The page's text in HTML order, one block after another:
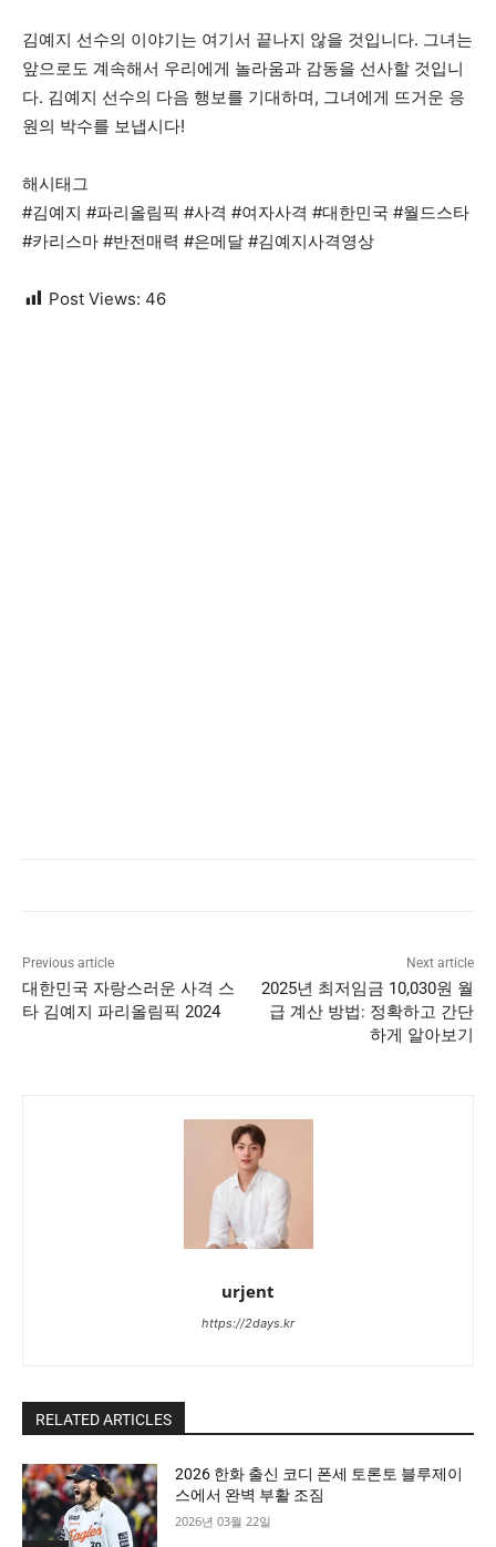
김예지 선수의 이야기는 여기서 끝나지 않을 것입니다. 그녀는
앞으로도 계속해서 우리에게 놀라움과 감동을 선사할 것입니
다. 김예지 선수의 다음 행보를 기대하며, 그녀에게 뜨거운 응
원의 박수를 보냅시다!
해시태그
#김예지 #파리올림픽 #사격 #여자사격 #대한민국 #월드스타
#카리스마 #반전매력 #은메달 #김예지사격영상
Post Views: 46
Previous article
대한민국 자랑스러운 사격 스
타 김예지 파리올림픽 2024
Next article
2025년 최저임금 10,030원 월
급 계산 방법: 정확하고 간단
하게 알아보기
urjent
https://2days.kr
RELATED ARTICLES
2026 한화 출신 코디 폰세 토론토 블루제이
스에서 완벽 부활 조짐
2026년 03월 22일